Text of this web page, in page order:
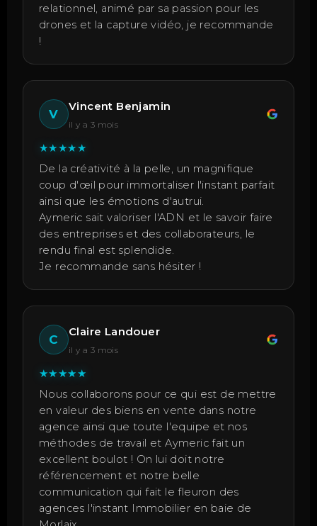
relationnel, animé par sa passion pour les
drones et la capture vidéo, je recommande
!
V
Vincent Benjamin
il y a 3 mois
★★★★★
De la créativité à la pelle, un magnifique
coup d'œil pour immortaliser l'instant parfait
ainsi que les émotions d'autrui.
Aymeric sait valoriser l'ADN et le savoir faire
des entreprises et des collaborateurs, le
rendu final est splendide.
Je recommande sans hésiter !
C
Claire Landouer
il y a 3 mois
★★★★★
Nous collaborons pour ce qui est de mettre
en valeur des biens en vente dans notre
agence ainsi que toute l'equipe et nos
méthodes de travail et Aymeric fait un
excellent boulot ! On lui doit notre
référencement et notre belle
communication qui fait le fleuron des
agences l'instant Immobilier en baie de